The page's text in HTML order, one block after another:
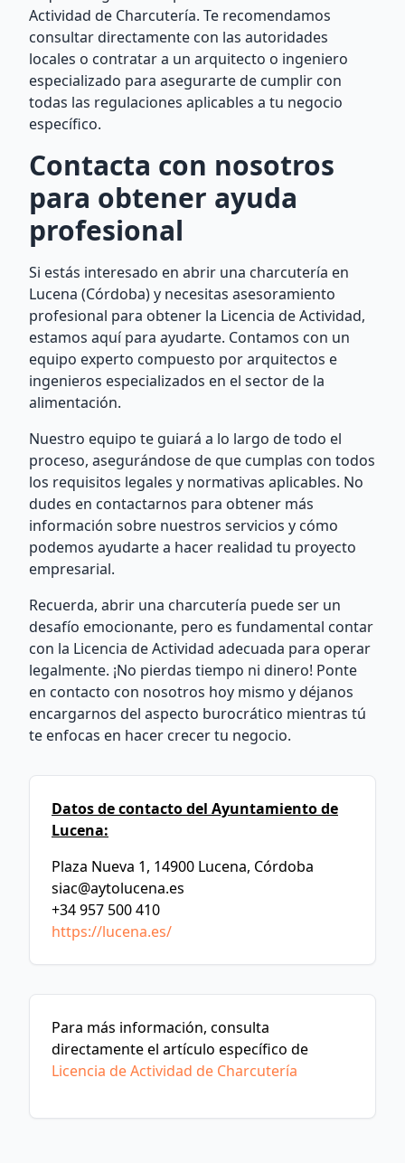
Actividad de Charcutería. Te recomendamos
consultar directamente con las autoridades
locales o contratar a un arquitecto o ingeniero
especializado para asegurarte de cumplir con
todas las regulaciones aplicables a tu negocio
específico.
Contacta con nosotros
para obtener ayuda
profesional
Si estás interesado en abrir una charcutería en
Lucena (Córdoba) y necesitas asesoramiento
profesional para obtener la Licencia de Actividad,
estamos aquí para ayudarte. Contamos con un
equipo experto compuesto por arquitectos e
ingenieros especializados en el sector de la
alimentación.
Nuestro equipo te guiará a lo largo de todo el
proceso, asegurándose de que cumplas con todos
los requisitos legales y normativas aplicables. No
dudes en contactarnos para obtener más
información sobre nuestros servicios y cómo
podemos ayudarte a hacer realidad tu proyecto
empresarial.
Recuerda, abrir una charcutería puede ser un
desafío emocionante, pero es fundamental contar
con la Licencia de Actividad adecuada para operar
legalmente. ¡No pierdas tiempo ni dinero! Ponte
en contacto con nosotros hoy mismo y déjanos
encargarnos del aspecto burocrático mientras tú
te enfocas en hacer crecer tu negocio.
Datos de contacto del Ayuntamiento de
Lucena:
Plaza Nueva 1, 14900 Lucena, Córdoba
siac@aytolucena.es
+34 957 500 410
https://lucena.es/
Para más información, consulta
directamente el artículo específico de
Licencia de Actividad de Charcutería